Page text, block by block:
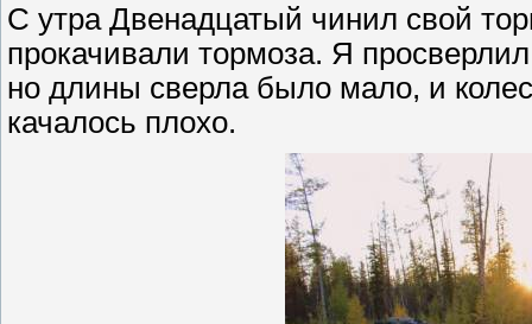
С утра Двенадцатый чинил свой
прокачивали тормоза. Я
но длины сверла было мало, и
качалось плохо.